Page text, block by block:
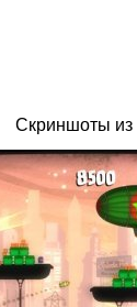
Скриншоты из